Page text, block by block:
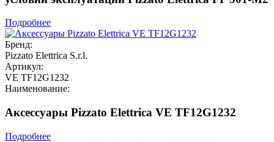
Подробнее
Бренд:
Pizzato Elettrica S.r.l.
Артикул:
VE TF12G1232
Наименование:
Аксессуары Pizzato Elettrica VE TF12G1232
Подробнее